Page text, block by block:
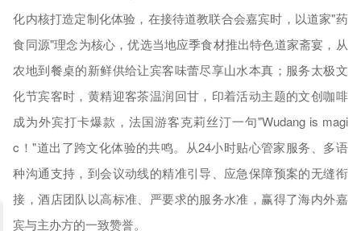
化内核打造定制化体验，在接待道教联合会嘉宾时，以道家"药
食同源"理念为核心，优选当地应季食材推出特色道家斋宴，从
农地到餐桌的新鲜供给让宾客味蕾尽享山水本真；服务太极文
化节宾客时，黄精迎客茶温润回甘，印着活动主题的文创咖啡
成为外宾打卡爆款，法国游客克莉丝汀一句"Wudang is magi
c！"道出了跨文化体验的共鸣。从24小时贴心管家服务、多语
种沟通支持，到会议动线的精准引导、应急保障预案的无缝衔
接，酒店团队以高标准、严要求的服务水准，赢得了海内外嘉
宾与主办方的一致赞誉。